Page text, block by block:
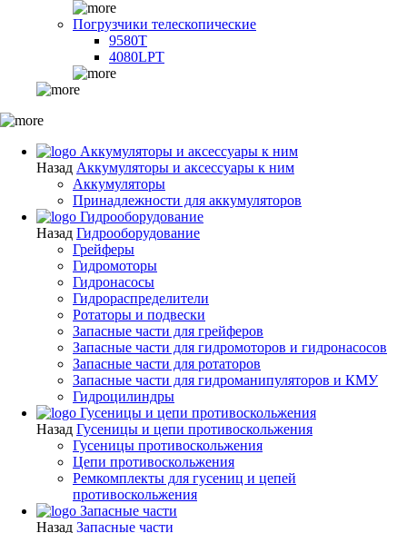
Погрузчики телескопические
9580T
4080LPT
Аккумуляторы и аксессуары к ним
Назад Аккумуляторы и аксессуары к ним
Аккумуляторы
Принадлежности для аккумуляторов
Гидрооборудование
Назад Гидрооборудование
Грейферы
Гидромоторы
Гидронасосы
Гидрораспределители
Ротаторы и подвески
Запасные части для грейферов
Запасные части для гидромоторов и гидронасосов
Запасные части для ротаторов
Запасные части для гидроманипуляторов и КМУ
Гидроцилиндры
Гусеницы и цепи противоскольжения
Назад Гусеницы и цепи противоскольжения
Гусеницы противоскольжения
Цепи противоскольжения
Ремкомплекты для гусениц и цепей
противоскольжения
Запасные части
Назад Запасные части